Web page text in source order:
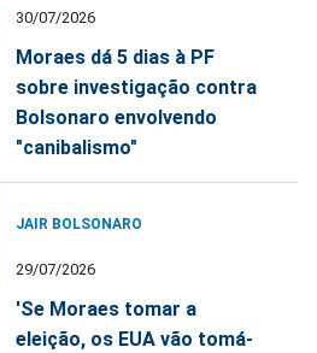
30/07/2026
Moraes dá 5 dias à PF
sobre investigação contra
Bolsonaro envolvendo
"canibalismo"
JAIR BOLSONARO
29/07/2026
'Se Moraes tomar a
eleição, os EUA vão tomá-